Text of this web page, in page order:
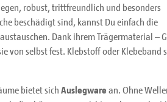
robust, trittfreundlich und besonders
beschädigt sind, kannst Du einfach die
Dank ihrem Trägermaterial –
von selbst fest. Klebstoff oder Klebeband
bietet sich Auslegware an. Ohne